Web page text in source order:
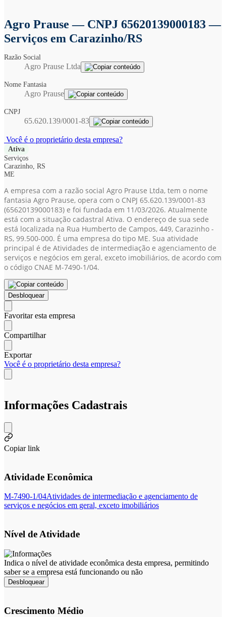
Agro Prause— CNPJ 65620139000183 —
Serviços em Carazinho/RS
Razão Social
Agro Prause Ltda
Nome Fantasia
Agro Prause
CNPJ
65.620.139/0001-83
Você é o proprietário desta empresa?
Ativa
Serviços
Carazinho, RS
ME
A empresa com a razão social Agro Prause Ltda, tem o nome
fantasia Agro Prause, opera com o CNPJ 65.620.139/0001-83
(65620139000183) e foi fundada em 11/03/2026. Atualmente
está com a situação cadastral Ativa. O endereço de sua sede
está localizada na Rua Humberto de Campos, 449, Carazinho -
RS, 99.500-000. É uma empresa do tipo ME. Sua atividade
principal é de Atividades de intermediação e agenciamento de
serviços e negócios em geral, exceto imobiliários, de acordo com
o código CNAE M-7490-1/04.
Desbloquear
Favoritar esta empresa
Compartilhar
Exportar
Você é o proprietário desta empresa?
Informações Cadastrais
Copiar link
Atividade Econômica
M-7490-1/04Atividades de intermediação e agenciamento de
serviços e negócios em geral, exceto imobiliários
Nível de Atividade
Indica o nível de atividade econômica desta empresa, permitindo
saber se a empresa está funcionando ou não
Desbloquear
Crescimento Médio